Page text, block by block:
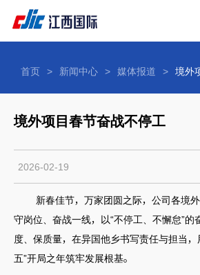
首页 > 新闻中心 > 媒体报道 > 境外
境外项目春节奋战不停工
2026-02-19
新春佳节，万家团圆之际，公司各境外
守岗位、奋战一线，以“不停工、不懈怠”的
度、保质量，在异国他乡书写责任与担当，
五”开局之年筑牢发展根基。